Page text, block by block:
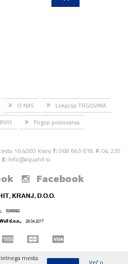
O NAS
Lokacija TRGOVINA
Pogoji poslovanja
16 4000 Kranj T:068 663 618, F:04 235
E: Info@aquahit.si
Facebook
mesta
Več o